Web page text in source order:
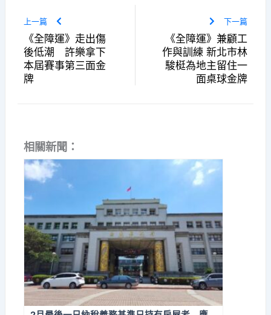
上一篇
《全障運》走出傷
後低潮 許樂拿下
本屆賽事第三面金
牌
下一篇
《全障運》兼顧工
作與訓練 新北市林
駿梃為地主留住一
面桌球金牌
相關新聞：